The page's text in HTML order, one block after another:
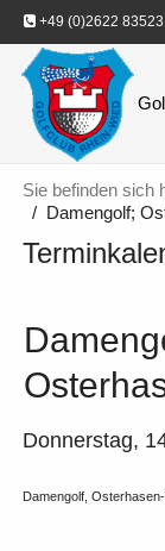
+49 (0)2622 83523
Sie befinden sich
Damengolf;
Donnerstag,
Damengolf,